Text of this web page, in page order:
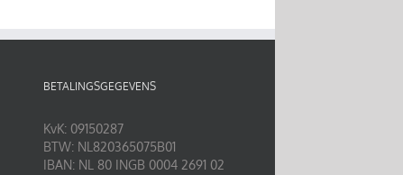
BETALINGSGEGEVENS
KvK: 09150287
BTW: NL820365075B01
IBAN: NL 80 INGB 0004 2691 02